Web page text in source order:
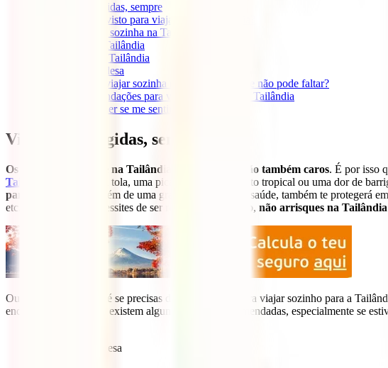
Viagens protegidas, sempre
Preciso de um visto para viajar para a Tailândia?
É seguro viajar sozinha na Tailândia?
Transporte na Tailândia
Alojamento na Tailândia
Cozinha tailandesa
Itinerário para viajar sozinha na Tailândia: o que não pode faltar?
Outras recomendações para viajares sozinha na Tailândia
O que devo fazer se me sentir só?
Viagens protegidas, sempre
Os cuidados de saúde na Tailândia são bons, mas são também caros. É por isso
Tailândia
. Uma queda tola, uma picada de um mosquito tropical ou uma dor de
para este destino
e, além de uma grande cobertura de saúde, também te protegerá
etc.) e mesmo que necessites de ser repatriado. Portanto, não arrisques na
Outra questão comum é se precisas de ser vacinado para viajar sozinho para a
endémica. No entanto, existem algumas vacinas recomendadas, especialmente se
Encefalite Japonesa